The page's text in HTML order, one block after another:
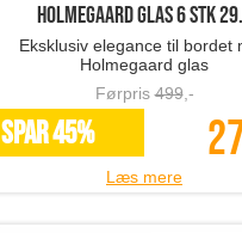
Holmegaard glas 6 stk
Eksklusiv elegance til bordet
Holmegaard glas
Førpris499,-
SPAR 45%
Læs mere